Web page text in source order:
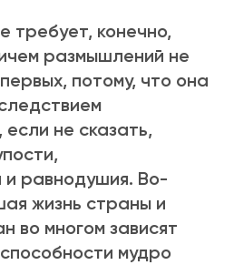
требует, конечно,
размышлений не
потому, что она
не сказать,
и равнодушия. Во-
жизнь страны и
во многом зависят
мудро